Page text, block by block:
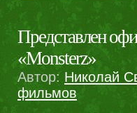
Представлен
«Monsterz»
Автор: Николай
фильмов